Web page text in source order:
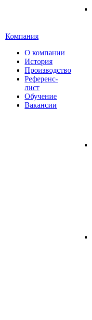
Компания
О компании
История
Производство
Референс-
лист
Обучение
Вакансии